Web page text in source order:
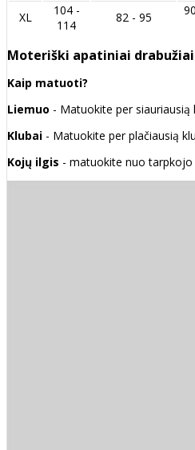
XL
104 -
114
82 - 95
Moteriški apatiniai drabužiai
Kaip matuoti?
Liemuo - Matuokite per siauriausią
Klubai - Matuokite per plačiausią
Kojų ilgis - matuokite nuo tarpkojo